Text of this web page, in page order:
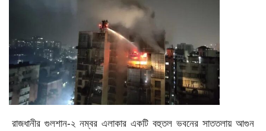
রাজধানীর গুলশান-২ নম্বর এলাকার একটি বহুতল ভবনের সাততলায় আগুন